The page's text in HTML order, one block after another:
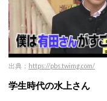
出典： https://pbs.twimg.com/
学生時代の水上さん